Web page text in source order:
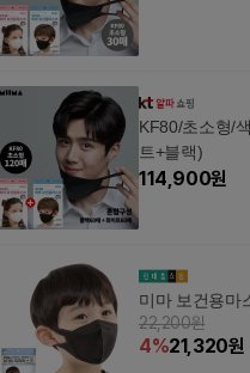
KF80/초소형/
트+블랙)
114,900원
미마 보건용마
22,200원
4%21,320원